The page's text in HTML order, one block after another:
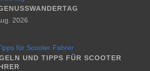
2026
UND TIPPS FÜR SCOOTER